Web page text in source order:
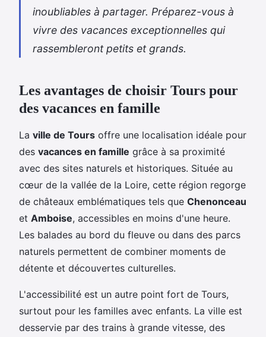
inoubliables à partager. Préparez-vous à
vivre des vacances exceptionnelles qui
rassembleront petits et grands.
Les avantages de choisir Tours pour
des vacances en famille
La ville de Tours offre une localisation idéale pour
des vacances en famille grâce à sa proximité
avec des sites naturels et historiques. Située au
cœur de la vallée de la Loire, cette région regorge
de châteaux emblématiques tels que Chenonceau
et Amboise, accessibles en moins d'une heure.
Les balades au bord du fleuve ou dans des parcs
naturels permettent de combiner moments de
détente et découvertes culturelles.
L'accessibilité est un autre point fort de Tours,
surtout pour les familles avec enfants. La ville est
desservie par des trains à grande vitesse, des